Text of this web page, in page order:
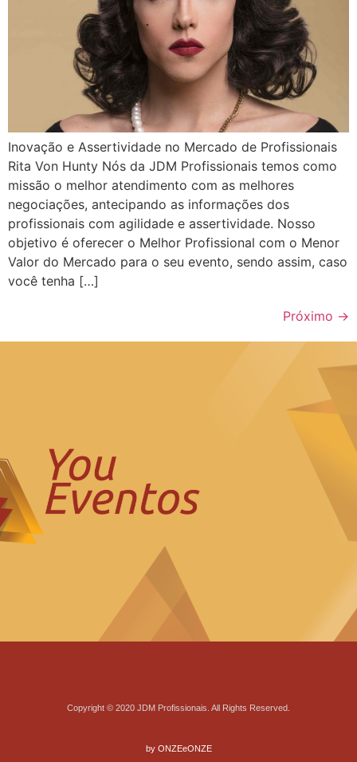
Inovação e Assertividade no Mercado de Profissionais
Rita Von Hunty Nós da JDM Profissionais temos como
missão o melhor atendimento com as melhores
negociações, antecipando as informações dos
profissionais com agilidade e assertividade. Nosso
objetivo é oferecer o Melhor Profissional com o Menor
Valor do Mercado para o seu evento, sendo assim, caso
você tenha […]
Próximo →
Copyright © 2020 JDM Profissionais. All Rights Reserved.
by ONZEeONZE